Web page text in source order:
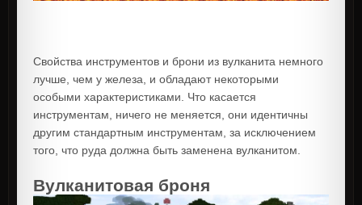
Свойства инструментов и брони из вулканита немного
лучше, чем у железа, и обладают некоторыми
особыми характеристиками. Что касается
инструментам, ничего не меняется, они идентичны
другим стандартным инструментам, за исключением
того, что руда должна быть заменена вулканитом.
Вулканитовая броня